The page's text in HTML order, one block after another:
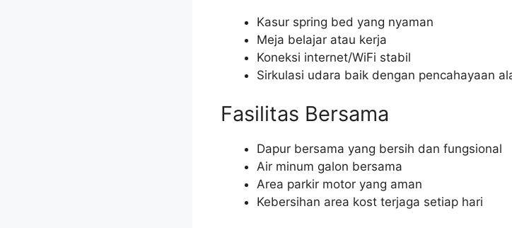
Kasur spring bed yang nyaman
Meja belajar atau kerja
Koneksi internet/WiFi stabil
Sirkulasi udara baik dengan pencahayaan
Fasilitas Bersama
Dapur bersama yang bersih dan fungsional
Air minum galon bersama
Area parkir motor yang aman
Kebersihan area kost terjaga setiap hari